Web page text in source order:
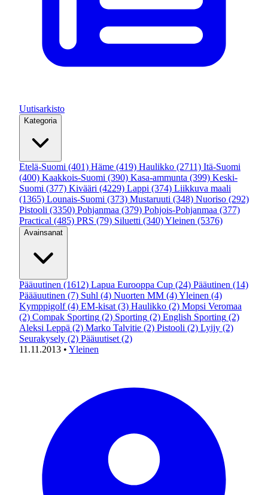
Uutisarkisto
Kategoria
Etelä-Suomi (401) Häme (419) Haulikko (2711) Itä-Suomi
(400) Kaakkois-Suomi (390) Kasa-ammunta (399) Keski-
Suomi (377) Kivääri (4229) Lappi (374) Liikkuva maali
(1365) Lounais-Suomi (373) Mustaruuti (348) Nuoriso (292)
Pistooli (3350) Pohjanmaa (379) Pohjois-Pohjanmaa (377)
Practical (485) PRS (79) Siluetti (340)Yleinen (5376)
Avainsanat
Pääuutinen (1612) Lapua Eurooppa Cup (24) Pääutinen (14)
Päääuutinen (7) Suhl (4) Nuorten MM (4)Yleinen (4)
Kymppigolf (4) EM-kisat (3) Haulikko (2) Mopsi Veromaa
(2) Compak Sporting (2) Sporting (2) English Sporting (2)
Aleksi Leppä (2) Marko Talvitie (2) Pistooli (2) Lyijy (2)
Seurakysely (2) Pääuutiset (2)
11.11.2013 • Yleinen